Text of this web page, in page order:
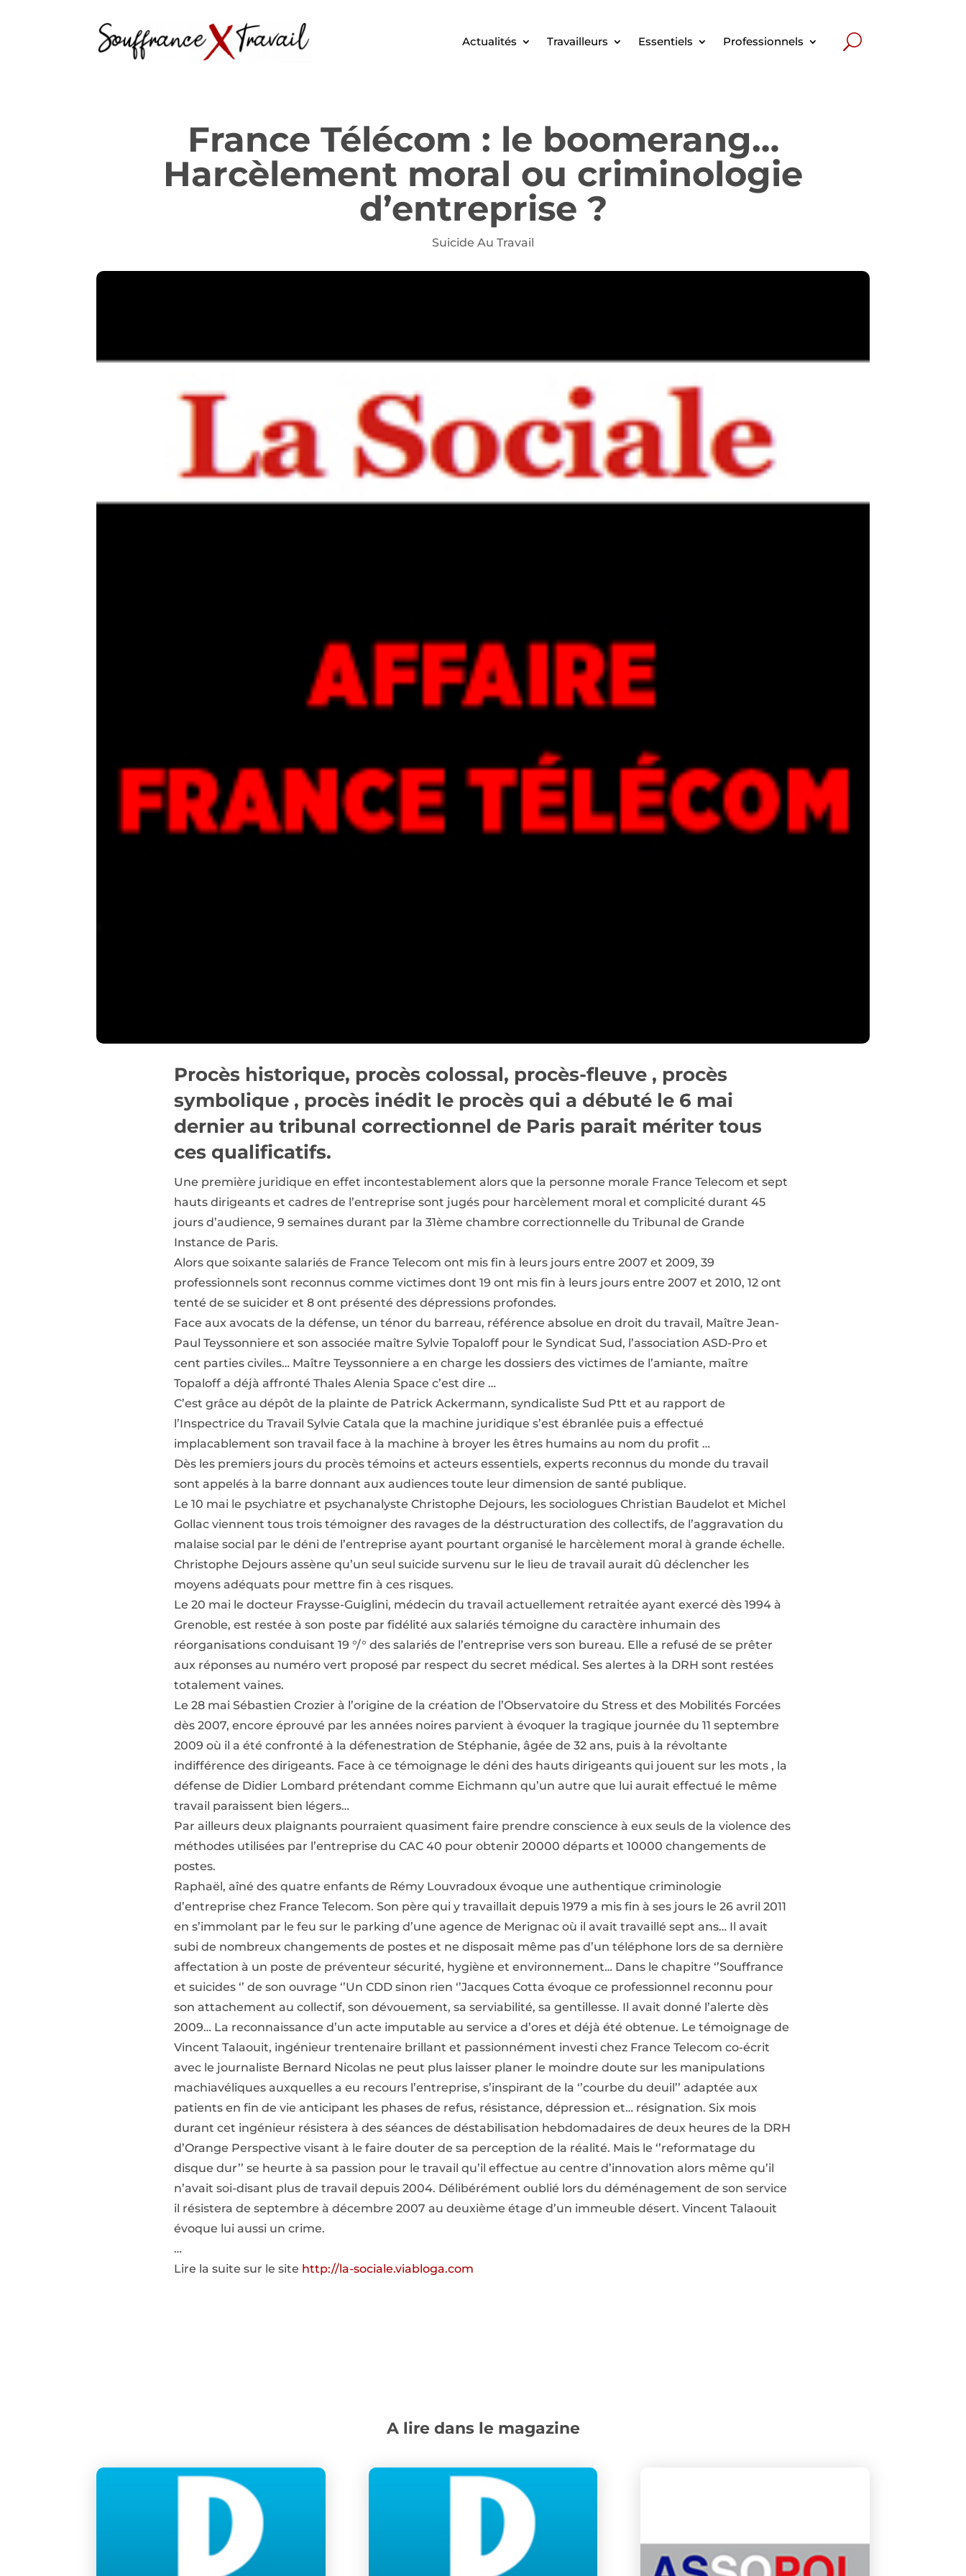
Actualités Travailleurs Essentiels Professionnels
France Télécom : le boomerang…
Harcèlement moral ou criminologie
d’entreprise ?
Suicide Au Travail
Procès historique, procès colossal, procès-fleuve , procès
symbolique , procès inédit le procès qui a débuté le 6 mai
dernier au tribunal correctionnel de Paris parait mériter tous
ces qualificatifs.
Une première juridique en effet incontestablement alors que la personne morale France Telecom et sept
hauts dirigeants et cadres de l’entreprise sont jugés pour harcèlement moral et complicité durant 45
jours d’audience, 9 semaines durant par la 31ème chambre correctionnelle du Tribunal de Grande
Instance de Paris.
Alors que soixante salariés de France Telecom ont mis fin à leurs jours entre 2007 et 2009, 39
professionnels sont reconnus comme victimes dont 19 ont mis fin à leurs jours entre 2007 et 2010, 12 ont
tenté de se suicider et 8 ont présenté des dépressions profondes.
Face aux avocats de la défense, un ténor du barreau, référence absolue en droit du travail, Maître Jean-
Paul Teyssonniere et son associée maître Sylvie Topaloff pour le Syndicat Sud, l’association ASD-Pro et
cent parties civiles… Maître Teyssonniere a en charge les dossiers des victimes de l’amiante, maître
Topaloff a déjà affronté Thales Alenia Space c’est dire …
C’est grâce au dépôt de la plainte de Patrick Ackermann, syndicaliste Sud Ptt et au rapport de
l’Inspectrice du Travail Sylvie Catala que la machine juridique s’est ébranlée puis a effectué
implacablement son travail face à la machine à broyer les êtres humains au nom du profit …
Dès les premiers jours du procès témoins et acteurs essentiels, experts reconnus du monde du travail
sont appelés à la barre donnant aux audiences toute leur dimension de santé publique.
Le 10 mai le psychiatre et psychanalyste Christophe Dejours, les sociologues Christian Baudelot et Michel
Gollac viennent tous trois témoigner des ravages de la déstructuration des collectifs, de l’aggravation du
malaise social par le déni de l’entreprise ayant pourtant organisé le harcèlement moral à grande échelle.
Christophe Dejours assène qu’un seul suicide survenu sur le lieu de travail aurait dû déclencher les
moyens adéquats pour mettre fin à ces risques.
Le 20 mai le docteur Fraysse-Guiglini, médecin du travail actuellement retraitée ayant exercé dès 1994 à
Grenoble, est restée à son poste par fidélité aux salariés témoigne du caractère inhumain des
réorganisations conduisant 19 °/° des salariés de l’entreprise vers son bureau. Elle a refusé de se prêter
aux réponses au numéro vert proposé par respect du secret médical. Ses alertes à la DRH sont restées
totalement vaines.
Le 28 mai Sébastien Crozier à l’origine de la création de l’Observatoire du Stress et des Mobilités Forcées
dès 2007, encore éprouvé par les années noires parvient à évoquer la tragique journée du 11 septembre
2009 où il a été confronté à la défenestration de Stéphanie, âgée de 32 ans, puis à la révoltante
indifférence des dirigeants. Face à ce témoignage le déni des hauts dirigeants qui jouent sur les mots , la
défense de Didier Lombard prétendant comme Eichmann qu’un autre que lui aurait effectué le même
travail paraissent bien légers…
Par ailleurs deux plaignants pourraient quasiment faire prendre conscience à eux seuls de la violence des
méthodes utilisées par l’entreprise du CAC 40 pour obtenir 20000 départs et 10000 changements de
postes.
Raphaël, aîné des quatre enfants de Rémy Louvradoux évoque une authentique criminologie
d’entreprise chez France Telecom. Son père qui y travaillait depuis 1979 a mis fin à ses jours le 26 avril 2011
en s’immolant par le feu sur le parking d’une agence de Merignac où il avait travaillé sept ans… Il avait
subi de nombreux changements de postes et ne disposait même pas d’un téléphone lors de sa dernière
affectation à un poste de préventeur sécurité, hygiène et environnement… Dans le chapitre ‘’Souffrance
et suicides ‘’ de son ouvrage ‘’Un CDD sinon rien ‘’Jacques Cotta évoque ce professionnel reconnu pour
son attachement au collectif, son dévouement, sa serviabilité, sa gentillesse. Il avait donné l’alerte dès
2009… La reconnaissance d’un acte imputable au service a d’ores et déjà été obtenue. Le témoignage de
Vincent Talaouit, ingénieur trentenaire brillant et passionnément investi chez France Telecom co-écrit
avec le journaliste Bernard Nicolas ne peut plus laisser planer le moindre doute sur les manipulations
machiavéliques auxquelles a eu recours l’entreprise, s’inspirant de la ‘’courbe du deuil’’ adaptée aux
patients en fin de vie anticipant les phases de refus, résistance, dépression et… résignation. Six mois
durant cet ingénieur résistera à des séances de déstabilisation hebdomadaires de deux heures de la DRH
d’Orange Perspective visant à le faire douter de sa perception de la réalité. Mais le ‘’reformatage du
disque dur’’ se heurte à sa passion pour le travail qu’il effectue au centre d’innovation alors même qu’il
n’avait soi-disant plus de travail depuis 2004. Délibérément oublié lors du déménagement de son service
il résistera de septembre à décembre 2007 au deuxième étage d’un immeuble désert. Vincent Talaouit
évoque lui aussi un crime.
…
Lire la suite sur le site http://la-sociale.viabloga.com
A lire dans le magazine